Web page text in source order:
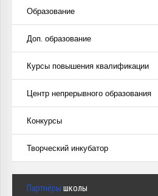
Образование
Доп. образование
Курсы повышения квалификации
Центр непрерывного образования
Конкурсы
Творческий инкубатор
Партнёры школы